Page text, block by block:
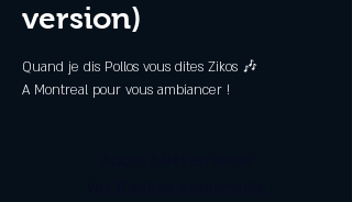
version)
Quand je dis Pollos vous dites Zikos 🎶
A Montreal pour vous ambiancer !